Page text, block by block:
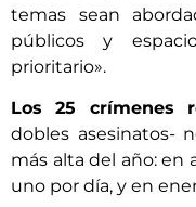
temas sean
públicos y
prioritario».
Los 25 crímenes
dobles asesinatos-
más alta del año: en
uno por día, y en